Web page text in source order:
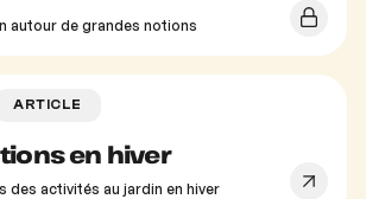
autour de grandes notions
ARTICLE
en hiver
des activités au jardin en hiver